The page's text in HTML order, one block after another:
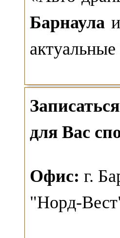
Барнаула
для Вас
Офис: г.
"Норд-